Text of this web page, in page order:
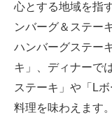
心とする地域を指
ンバーグ＆ステー
ハンバーグステー
キ」、ディナーで
ステーキ」や「L
料理を味わえます。